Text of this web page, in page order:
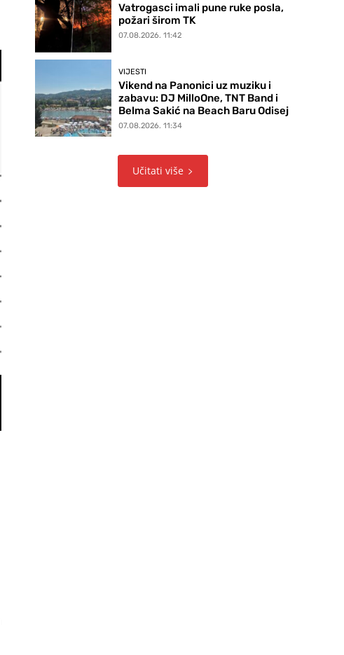
Vatrogasci imali pune ruke posla,
požari širom TK
07.08.2026. 11:42
VIJESTI
Vikend na Panonici uz muziku i
zabavu: DJ MilloOne, TNT Band i
Belma Sakić na Beach Baru Odisej
07.08.2026. 11:34
Učitati više